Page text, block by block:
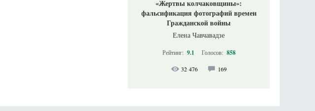
«Жертвы колчаковщины»:
фальсификация фотографий времен
Гражданской войны
Елена Чавчавадзе
Рейтинг: 9.1 Голосов: 858
32 476 169